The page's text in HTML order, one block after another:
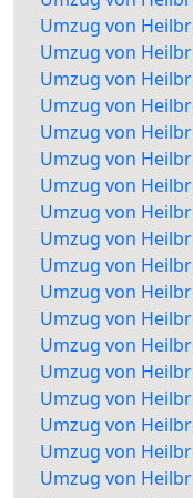
Umzug von
Umzug von
Umzug von
Umzug von
Umzug von
Umzug von
Umzug von
Umzug von
Umzug von
Umzug von
Umzug von
Umzug von
Umzug von
Umzug von
Umzug von
Umzug von
Umzug von
Umzug von